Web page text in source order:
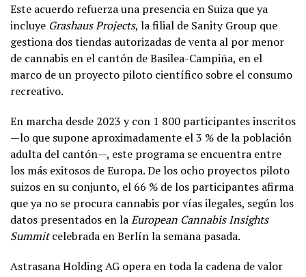
Este acuerdo refuerza una presencia en Suiza que ya
incluye Grashaus Projects, la filial de Sanity Group que
gestiona dos tiendas autorizadas de venta al por menor
de cannabis en el cantón de Basilea-Campiña, en el
marco de un proyecto piloto científico sobre el consumo
recreativo.
En marcha desde 2023 y con 1 800 participantes inscritos
—lo que supone aproximadamente el 3 % de la población
adulta del cantón—, este programa se encuentra entre
los más exitosos de Europa. De los ocho proyectos piloto
suizos en su conjunto, el 66 % de los participantes afirma
que ya no se procura cannabis por vías ilegales, según los
datos presentados en laEuropean Cannabis Insights
Summitcelebrada en Berlín la semana pasada.
Astrasana Holding AG opera en toda la cadena de valor